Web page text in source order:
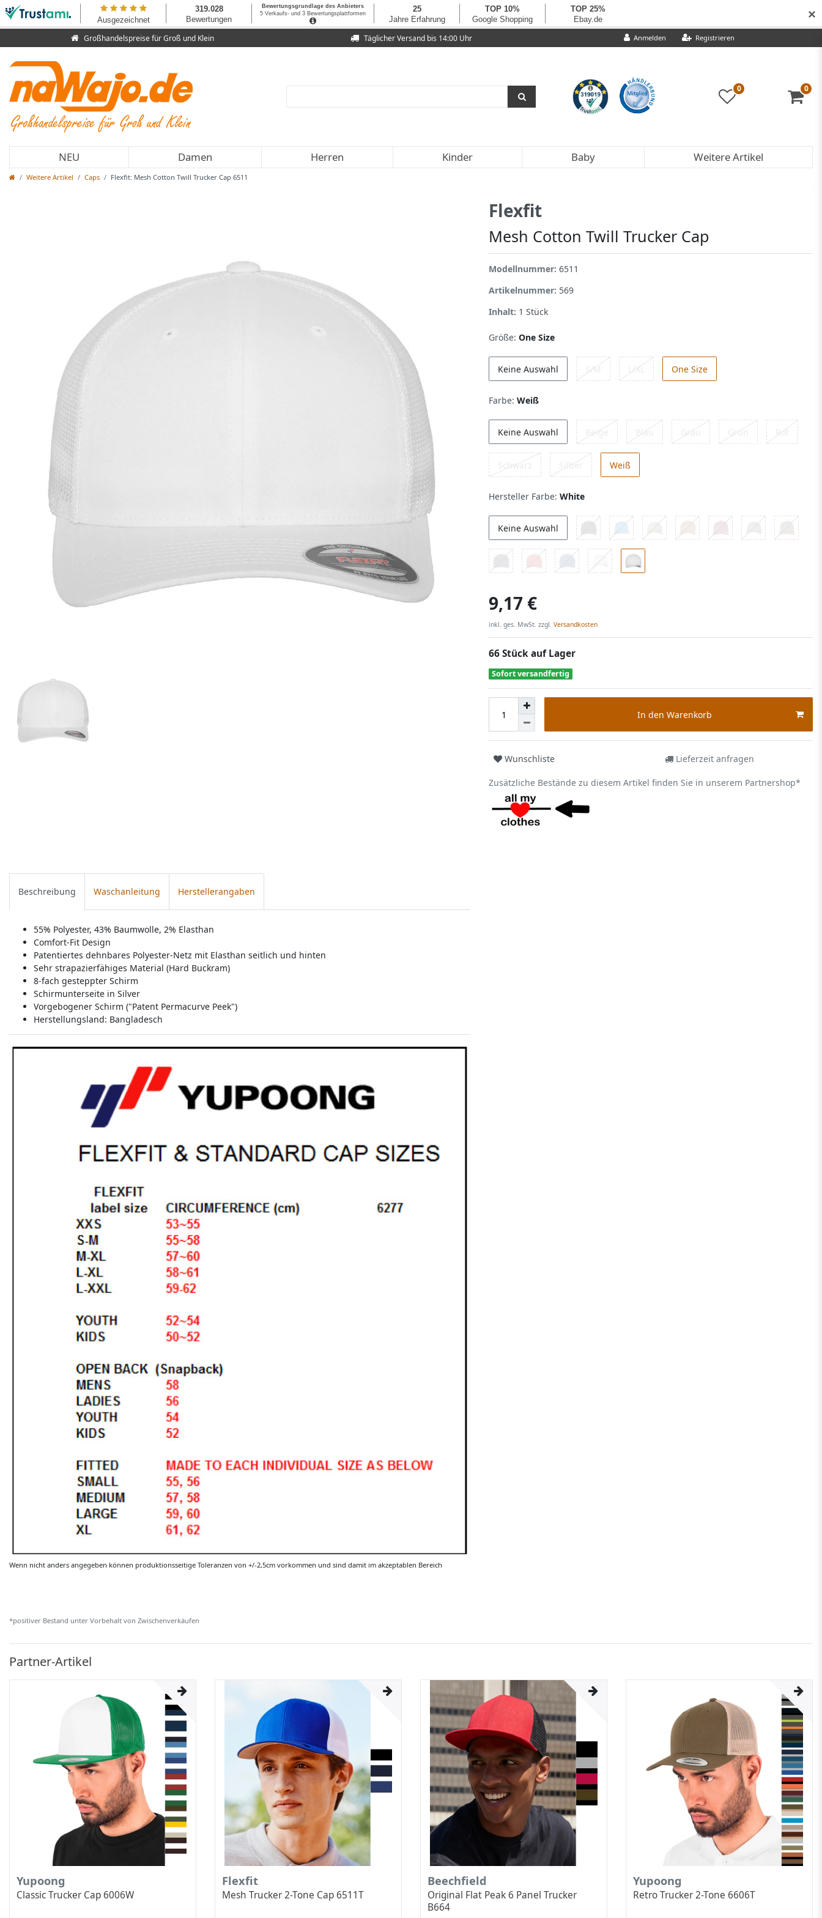
Anmelden Registrieren
Täglicher Versand bis 14:00 Uhr
Großhandelspreise für Groß und Klein
0 0
NEU Damen Herren Kinder Baby Weitere Artikel
Weitere Artikel Caps Flexfit: Mesh Cotton Twill Trucker Cap 6511
Flexfit
Mesh Cotton Twill Trucker Cap
Modellnummer: 6511
Artikelnummer: 569
Inhalt: 1 Stück
Größe: One Size
Keine Auswahl S/M L/XL One Size
Farbe: Weiß
Keine Auswahl Beige Blau Grau Grün Rot
Schwarz Silber Weiß
Hersteller Farbe: White
Keine Auswahl
9,17 €
inkl. ges. MwSt. zzgl. Versandkosten
66 Stück auf Lager
Sofort versandfertig
In den Warenkorb
Wunschliste Lieferzeit anfragen
Zusätzliche Bestände zu diesem Artikel finden Sie in unserem Partnershop*
Beschreibung Waschanleitung Herstellerangaben
55% Polyester, 43% Baumwolle, 2% Elasthan
Comfort-Fit Design
Patentiertes dehnbares Polyester-Netz mit Elasthan seitlich und hinten
Sehr strapazierfähiges Material (Hard Buckram)
8-fach gesteppter Schirm
Schirmunterseite in Silver
Vorgebogener Schirm ("Patent Permacurve Peek")
Herstellungsland: Bangladesch
Wenn nicht anders angegeben können produktionsseitige Toleranzen von +/-2,5cm vorkommen und sind damit im akzeptablen Bereich
*positiver Bestand unter Vorbehalt von Zwischenverkäufen
Partner-Artikel
Yupoong
Classic Trucker Cap 6006W
Flexfit
Mesh Trucker 2-Tone Cap 6511T
Beechfield
Original Flat Peak 6 Panel Trucker
B664
Yupoong
Retro Trucker 2-Tone 6606T
✕